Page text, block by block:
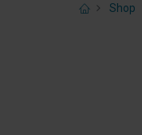
Shop